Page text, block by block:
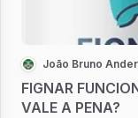
João Bruno
FIGNAR
VALE A PENA?